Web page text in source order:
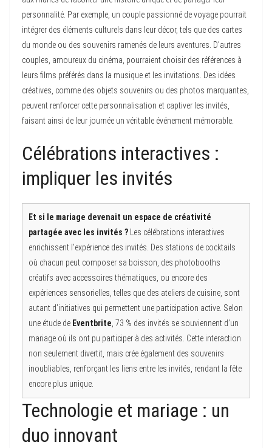
personnalité. Par exemple, un couple passionné de voyage pourrait
intégrer des éléments culturels dans leur décor, tels que des cartes
du monde ou des souvenirs ramenés de leurs aventures. D’autres
couples, amoureux du cinéma, pourraient choisir des références à
leurs films préférés dans la musique et les invitations. Des idées
créatives, comme des objets souvenirs ou des photos marquantes,
peuvent renforcer cette personnalisation et captiver les invités,
faisant ainsi de leur journée un véritable événement mémorable.
Célébrations interactives :
impliquer les invités
Et si le mariage devenait un espace de créativité
partagée avec les invités ? Les célébrations interactives
enrichissent l’expérience des invités. Des stations de cocktails
où chacun peut composer sa boisson, des photobooths
créatifs avec accessoires thématiques, ou encore des
expériences sensorielles, telles que des ateliers de cuisine, sont
autant d’initiatives qui permettent une participation active. Selon
une étude de Eventbrite , 73 % des invités se souviennent d’un
mariage où ils ont pu participer à des activités. Cette interaction
non seulement divertit, mais crée également des souvenirs
inoubliables, renforçant les liens entre les invités, rendant la fête
encore plus unique.
Technologie et mariage : un
duo innovant